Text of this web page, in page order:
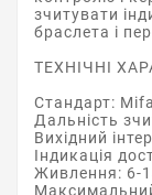
зчитувати
браслета і
ТЕХНІЧНІ
Стандарт:
Дальність
Вихідний
Індикація
Живлення: 6-